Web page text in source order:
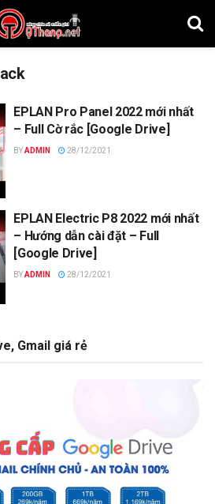
EPLAN Pro Panel 2022 mới nhất
– Full Cờ rắc [Google Drive]
BYADMIN 28/12/2021
EPLAN Electric P8 2022 mới nhất
– Hướng dẫn cài đặt – Full
[Google Drive]
BYADMIN 28/12/2021
Gmail giá rẻ